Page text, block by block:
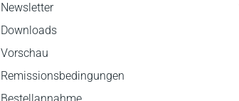
Newsletter
Downloads
Vorschau
Remissionsbedingungen